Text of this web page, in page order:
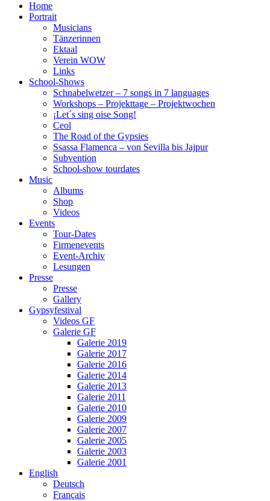
Home
Portrait
Musicians
Tänzerinnen
Ektaal
Verein WOW
Links
School-Shows
Schnabelwetzer – 7 songs in 7 languages
Workshops – Projekttage – Projektwochen
¡Let´s sing oise Song!
Ceol
The Road of the Gypsies
Ssassa Flamenca – von Sevilla bis Jajpur
Subvention
School-show tourdates
Music
Albums
Shop
Videos
Events
Tour-Dates
Firmenevents
Event-Archiv
Lesungen
Presse
Presse
Gallery
Gypsyfestival
Videos GF
Galerie GF
Galerie 2019
Galerie 2017
Galerie 2016
Galerie 2014
Galerie 2013
Galerie 2011
Galerie 2010
Galerie 2009
Galerie 2007
Galerie 2005
Galerie 2003
Galerie 2001
English
Deutsch
Français